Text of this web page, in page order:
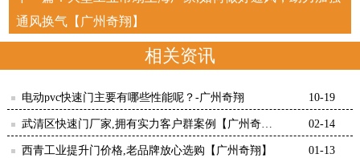
通风换气【广州奇翔】
相关资讯
电动pvc快速门主要有哪些性能呢？-广州奇翔 10-19
武清区快速门厂家,拥有实力客户群案例【广州奇
翔】
02-14
西青工业提升门价格,老品牌放心选购【广州奇翔】 01-13